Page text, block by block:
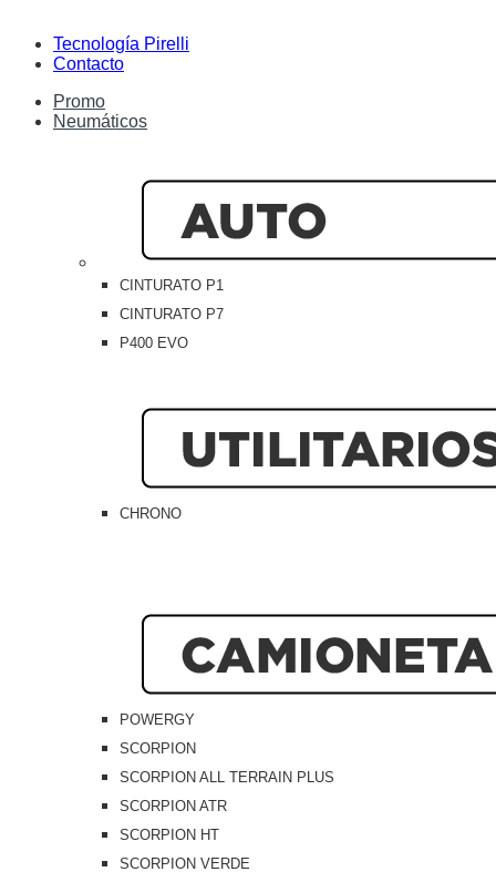
Tecnología Pirelli
Contacto
Promo
Neumáticos
CINTURATO P1
CINTURATO P7
P400 EVO
CHRONO
POWERGY
SCORPION
SCORPION ALL TERRAIN PLUS
SCORPION ATR
SCORPION HT
SCORPION VERDE